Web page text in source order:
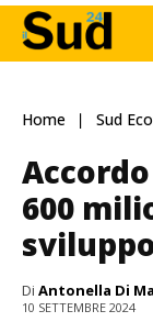
Home Sud
600
Di Antonella Di
10 SETTEMBRE 2024